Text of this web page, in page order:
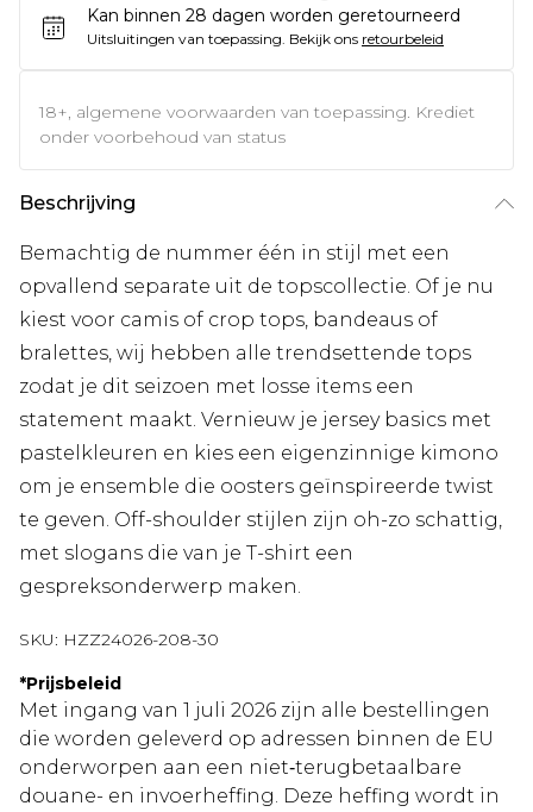
Kan binnen 28 dagen worden geretourneerd
Uitsluitingen van toepassing. Bekijk ons retourbeleid
18+, algemene voorwaarden van toepassing. Krediet
onder voorbehoud van status
Beschrijving
Bemachtig de nummer één in stijl met een
opvallend separate uit de topscollectie. Of je nu
kiest voor camis of crop tops, bandeaus of
bralettes, wij hebben alle trendsettende tops
zodat je dit seizoen met losse items een
statement maakt. Vernieuw je jersey basics met
pastelkleuren en kies een eigenzinnige kimono
om je ensemble die oosters geïnspireerde twist
te geven. Off-shoulder stijlen zijn oh-zo schattig,
met slogans die van je T-shirt een
gespreksonderwerp maken.
SKU: HZZ24026-208-30
*Prijsbeleid
Met ingang van 1 juli 2026 zijn alle bestellingen
die worden geleverd op adressen binnen de EU
onderworpen aan een niet‑terugbetaalbare
douane- en invoerheffing. Deze heffing wordt in